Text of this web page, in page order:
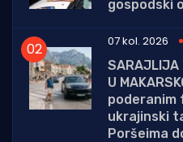
gospodski
07 kol. 2026
SARAJLIJA
U
poderanim
ukrajinski
Poršeima